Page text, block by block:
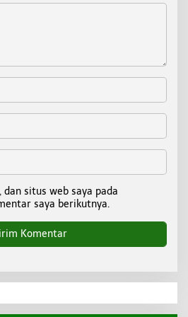
situs web saya pada
saya berikutnya.